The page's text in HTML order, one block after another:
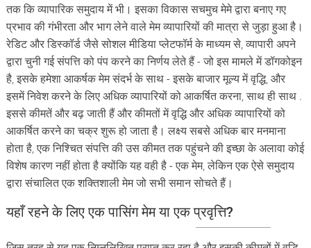
तक ​​कि व्यापारिक समुदाय में भी। इसका विकास सचमुच मेमे द्वारा बनाए गए
प्रभाव की गंभीरता और भाग लेने वाले मेम व्यापारियों की मात्रा से जुड़ा हुआ है।
रेडिट और डिस्कॉर्ड जैसे सोशल मीडिया प्लेटफॉर्म के माध्यम से, व्यापारी अपने
द्वारा चुनी गई संपत्ति को पंप करने का निर्णय लेते हैं - जो इस मामले में डॉगकोइन
है, इसके हमेशा आकर्षक मेम संदर्भ के साथ - इसके बाजार मूल्य में वृद्धि, और
इसमें निवेश करने के लिए अधिक व्यापारियों को आकर्षित करना, साथ ही साथ .
इससे कीमतें और बढ़ जाती हैं और कीमतों में वृद्धि और अधिक व्यापारियों को
आकर्षित करने का चक्र शुरू हो जाता है। लक्ष्य सबसे अधिक बार मनमाना
होता है, एक निश्चित संपत्ति की उस कीमत तक पहुंचने की इच्छा के अलावा कोई
विशेष कारण नहीं होता है क्योंकि यह वही है - एक मेम, लेकिन एक ऐसे समुदाय
द्वारा संचालित एक शक्तिशाली मेम जो सभी समान सोचते हैं।
यहाँरहनेकेलिएएकपासिंगमेमयाएकप्रवृत्ति?